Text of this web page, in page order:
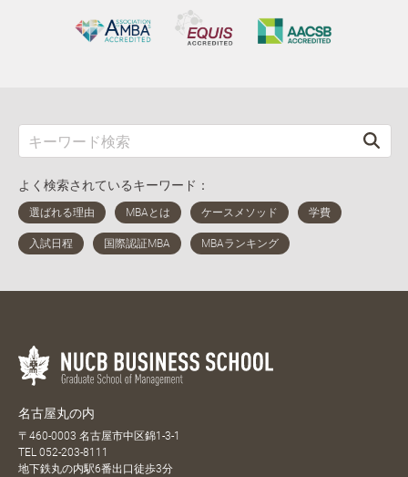
よく検索されているキーワード：
名古屋丸の内
〒460-0003 名古屋市中区錦1-3-1
TEL 052-203-8111
地下鉄丸の内駅6番出口徒歩3分